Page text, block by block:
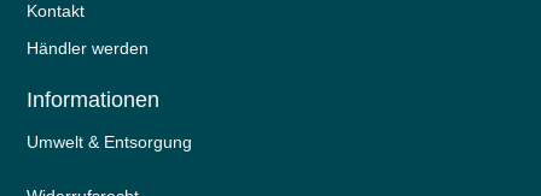
Kontakt
Händler werden
Informationen
Umwelt & Entsorgung